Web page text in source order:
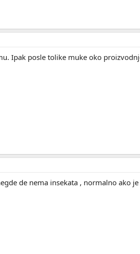
Ipak posle tolike muke oko
de nema insekata , normalno ako